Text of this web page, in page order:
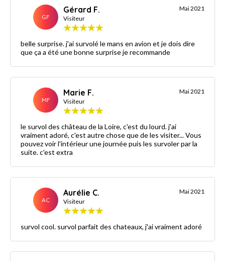
GF
Gérard F.
Visiteur
Mai 2021
belle surprise. j'ai survolé le mans en avion et je dois dire
que ça a été une bonne surprise je recommande
MF
Marie F.
Visiteur
Mai 2021
le survol des château de la Loire, c'est du lourd. j'ai
vraiment adoré, c'est autre chose que de les visiter... Vous
pouvez voir l'intérieur une journée puis les survoler par la
suite. c'est extra
AC
Aurélie C.
Visiteur
Mai 2021
survol cool. survol parfait des chateaux, j'ai vraiment adoré